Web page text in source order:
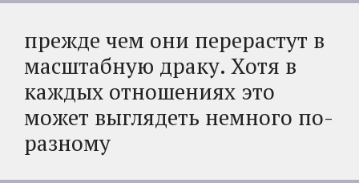
прежде чем они перерастут в
масштабную драку. Хотя в
каждых отношениях это
может выглядеть немного по-
разному